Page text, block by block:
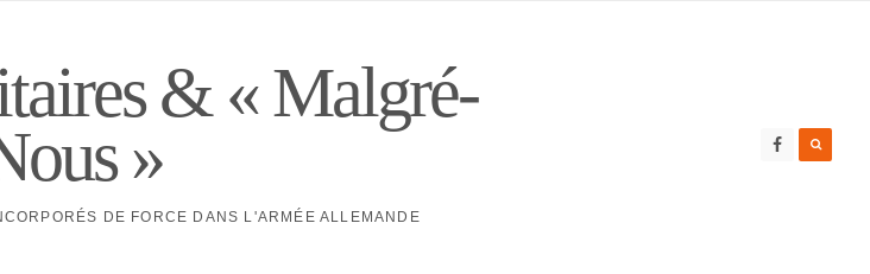
& « Malgré-
»
DE FORCE DANS L'ARMÉE ALLEMANDE